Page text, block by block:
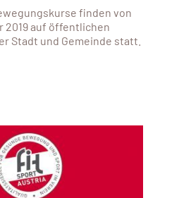
finden von
2019 auf öffentlichen
Stadt und Gemeinde statt.